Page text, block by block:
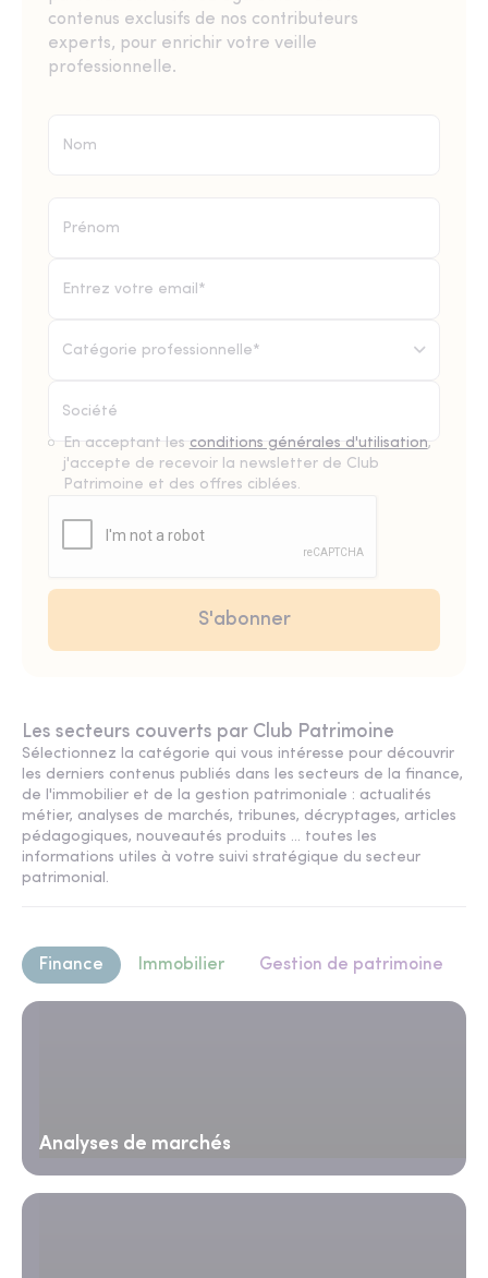
contenus exclusifs de nos contributeurs
experts, pour enrichir votre veille
professionnelle.
Catégorie professionnelle*
En acceptant les conditions générales d'utilisation,
j'accepte de recevoir la newsletter de Club
Patrimoine et des offres ciblées.
Les secteurs couverts par Club Patrimoine
Sélectionnez la catégorie qui vous intéresse pour découvrir
les derniers contenus publiés dans les secteurs de la finance,
de l'immobilier et de la gestion patrimoniale : actualités
métier, analyses de marchés, tribunes, décryptages, articles
pédagogiques, nouveautés produits ... toutes les
informations utiles à votre suivi stratégique du secteur
patrimonial.
Finance Immobilier Gestion de patrimoine
Analyses de marchés